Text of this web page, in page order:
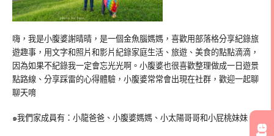
嗨，我是小腹婆謝晴晴，是一個金魚腦媽媽，喜歡用部落格分享紀錄旅
遊趣事，用文字和照片和影片紀錄家庭生活、旅遊、美食的點點滴滴，
因為如果不紀錄我一定會忘光光啊。小腹婆也很喜歡整理做成一日遊景
點路線、分享踩雷的心得體驗，小腹婆常常會出現在社群，歡迎一起聊
聊天唷
๑我們家成員有：小龍爸爸、小腹婆媽媽、小太陽哥哥和小屁桃妹妹